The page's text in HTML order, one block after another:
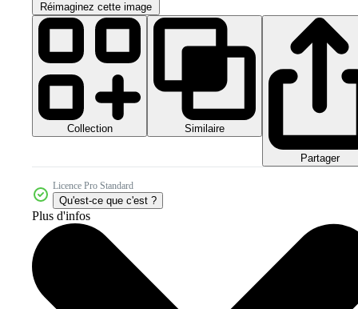
Réimaginez cette image
Collection Similaire
Partager
Licence Pro Standard
Qu'est-ce que c'est ?
Plus d'infos